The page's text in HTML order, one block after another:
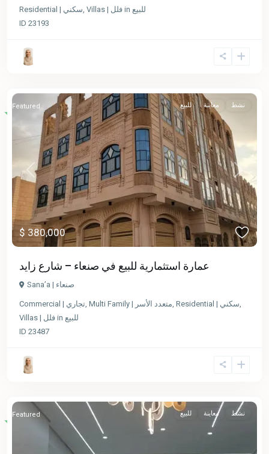
Residential | سكني Villas | فلل in للبيع
ID 23193
Previous Next
$ 380,000
للبيع معاينة نشط Featured
عمارة استثمارية للبيع في صنعاء – شارع زايد
Sana’a | صنعاء
Commercial | تجاري Multi Family | متعدد الأسر Residential | سكني
Villas | فلل in للبيع
ID 23487
للبيع معاينة نشط Featured